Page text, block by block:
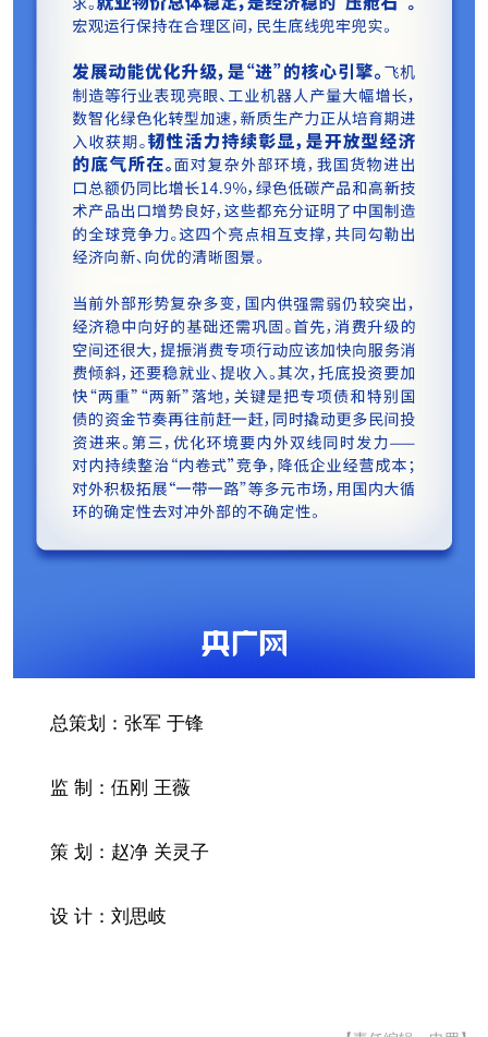
总策划：张军 于锋
监 制：伍刚 王薇
策 划：赵净 关灵子
设 计：刘思岐